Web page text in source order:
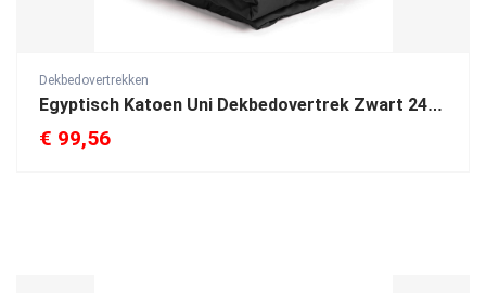
Dekbedovertrekken
Egyptisch Katoen Uni Dekbedovertrek Zwart 240 x 200/260
€ 99,56